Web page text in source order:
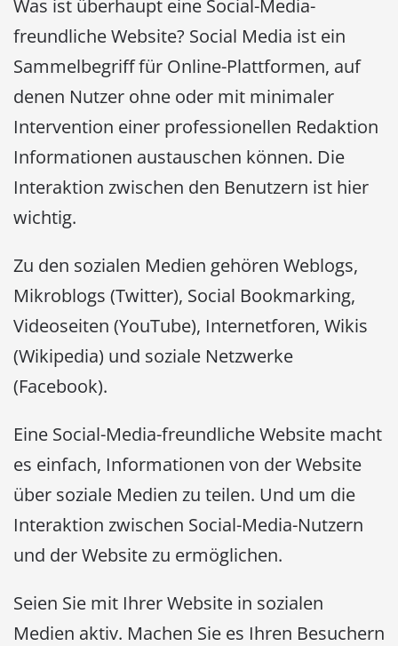
Was ist überhaupt eine Social-Media-
freundliche Website? Social Media ist ein
Sammelbegriff für Online-Plattformen, auf
denen Nutzer ohne oder mit minimaler
Intervention einer professionellen Redaktion
Informationen austauschen können. Die
Interaktion zwischen den Benutzern ist hier
wichtig.
Zu den sozialen Medien gehören Weblogs,
Mikroblogs (Twitter), Social Bookmarking,
Videoseiten (YouTube), Internetforen, Wikis
(Wikipedia) und soziale Netzwerke
(Facebook).
Eine Social-Media-freundliche Website macht
es einfach, Informationen von der Website
über soziale Medien zu teilen. Und um die
Interaktion zwischen Social-Media-Nutzern
und der Website zu ermöglichen.
Seien Sie mit Ihrer Website in sozialen
Medien aktiv. Machen Sie es Ihren Besuchern